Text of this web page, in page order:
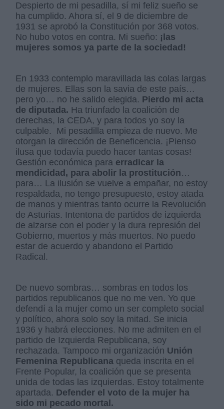
Despierto de mi pesadilla, sí mi feliz sueño se
ha cumplido. Ahora sí, el 9 de diciembre de
1931 se aprobó la Constitución por 368 votos.
No hubo votos en contra. Mi sueño: ¡las
mujeres somos ya parte de la sociedad!
En 1933 contemplo maravillada las colas largas
de mujeres. Ellas son la savia de este país…
pero yo… no he salido elegida. Pierdo mi acta
de diputada. Ha triunfado la coalición de
derechas, la CEDA, y para todos yo soy la
culpable. Mi pesadilla empieza de nuevo. Me
otorgan la dirección de Beneficencia. ¡Pienso
ilusa que todavía puedo hacer tantas cosas!
Gestión económica para erradicar la
mendicidad, para abolir la prostitución…
para… La ilusión se vuelve a empañar, no estoy
respaldada, no tengo presupuesto, estoy atada
de manos y mientras tanto ocurre la Revolución
de Asturias. Intentona de partidos de izquierda
de alzarse con el poder y la dura represión del
Gobierno, muertos y más muertos. No puedo
estar de acuerdo y abandono el Partido
Radical.
De nuevo sombras… sombras en todos los
partidos republicanos que no me ven. Yo que
defendí a la mujer como un ser completo social
y político, ahora solo soy la mitad. Se inicia
1936 y habrá elecciones. No me admiten en el
partido de Izquierda Republicana, soy
rechazada. Tampoco mi organización Unión
Femenina Republicana queda inscrita en el
Frente Popular, la coalición que se presenta
unida de todas las izquierdas. Estoy totalmente
apartada. Defender el voto de la mujer ha
sido mi pecado mortal.